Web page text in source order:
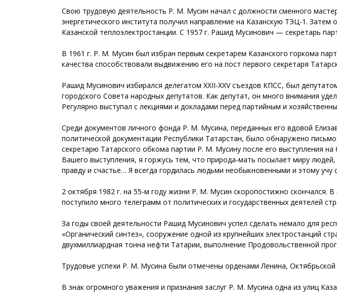
Свою трудовую деятельность Р. М. Мусин начал с должности сменного
энергетического института получил направление на Казанскую ТЭЦ-1.
Казанской теплоэлектростанции. С 1957 г. Рашид Мусинович — секретарь
В 1961 г. Р. М. Мусин был избран первым секретарем Казанского горкома
качества способствовали выдвижению его на пост первого секретаря
Рашид Мусинович избирался делегатом ХХII-ХХV съездов КПСС, был
городского Совета народных депутатов. Как депутат, он много внимания
Регулярно выступал с лекциями и докладами перед партийным и
Среди документов личного фонда Р. М. Мусина, переданных его вдовой
политической документации Республики Татарстан, было обнаружено
секретарю Татарского обкома партии Р. М. Мусину после его выступления
Вашего выступления, я горжусь тем, что природа-мать посылает миру
правду и счастье… Я всегда гордилась людьми необыкновенными и этому учу
2 октября 1982 г. на 55-м году жизни Р. М. Мусин скоропостижно
поступило много телеграмм от политических и государственных деятелей
За годы своей деятельности Рашид Мусинович успел сделать немало для
«Органический синтез», сооружение одной из крупнейших электростанций
двухмиллиардная тонна нефти Татарии, выполнение Продовольственной
Трудовые успехи Р. М. Мусина были отмечены орденами Ленина,
В знак огромного уважения и признания заслуг Р. М. Мусина одна из улиц